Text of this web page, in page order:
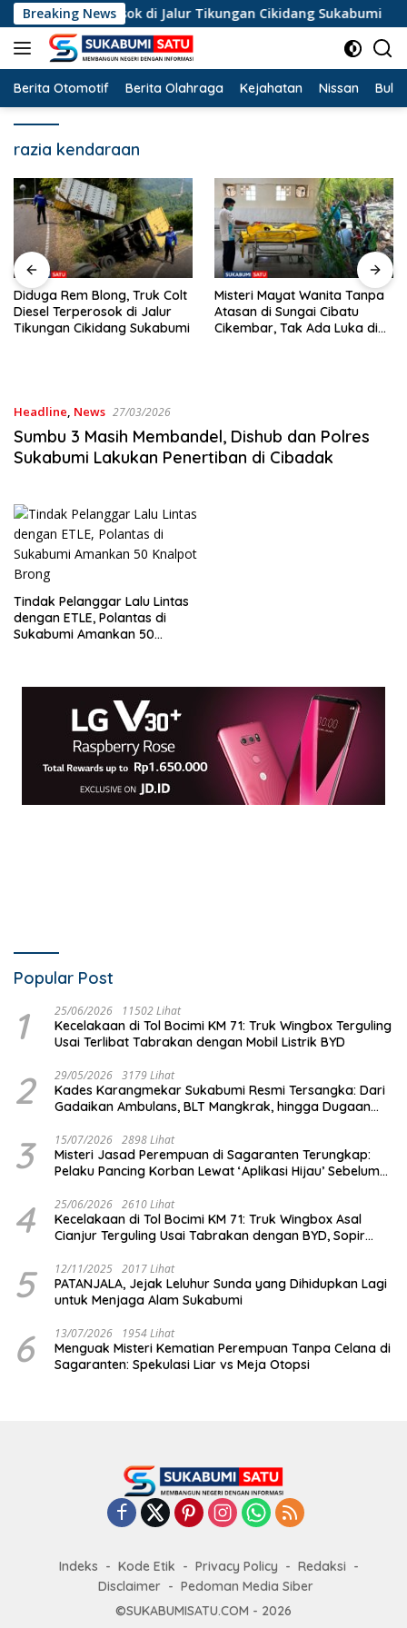
Langsung
ke
konten
Breaking News
Diesel Terperosok di Jalur Tikungan Cikidang Sukabumi
Berita Otomotif Berita Olahraga Kejahatan Nissan
razia kendaraan
Blong, Truk Colt
di Jalur
Sukabumi
Misteri Mayat Wanita Tanpa
Atasan di Sungai Cibatu
Cikembar, Tak Ada Luka di
Kemarau
Cicurug,
Bersih
Headline, News 27/03/2026
Sumbu 3 Masih Membandel, Dishub dan Polres
Sukabumi Lakukan Penertiban di Cibadak
Tindak Pelanggar Lalu Lintas
dengan ETLE, Polantas di
Sukabumi Amankan 50
Popular Post
1 25/06/2026 11502 Lihat
Kecelakaan di Tol Bocimi KM 71: Truk Wingbox Terguling
Usai Terlibat Tabrakan dengan Mobil Listrik BYD
2 29/05/2026 3179 Lihat
Kades Karangmekar Sukabumi Resmi Tersangka: Dari
Gadaikan Ambulans, BLT Mangkrak, hingga Dugaan
3 15/07/2026 2898 Lihat
Misteri Jasad Perempuan di Sagaranten Terungkap:
Pelaku Pancing Korban Lewat ‘Aplikasi Hijau’ Sebelum
4 25/06/2026 2610 Lihat
Kecelakaan di Tol Bocimi KM 71: Truk Wingbox Asal
Cianjur Terguling Usai Tabrakan dengan BYD, Sopir
5 12/11/2025 2017 Lihat
PATANJALA, Jejak Leluhur Sunda yang Dihidupkan Lagi
untuk Menjaga Alam Sukabumi
6 13/07/2026 1954 Lihat
Menguak Misteri Kematian Perempuan Tanpa Celana di
Sagaranten: Spekulasi Liar vs Meja Otopsi
Indeks Kode Etik Privacy Policy
Redaksi
Disclaimer
Pedoman Media Siber
©SUKABUMISATU.COM - 2026